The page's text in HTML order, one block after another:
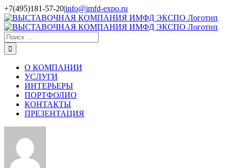
Skip
to
content
+7(495)181-57-20|info@imfd-expo.ru
Результат
поиска:
О КОМПАНИИ
УСЛУГИ
ИНТЕРЬЕРЫ
ПОРТФОЛИО
КОНТАКТЫ
ПРЕЗЕНТАЦИЯ